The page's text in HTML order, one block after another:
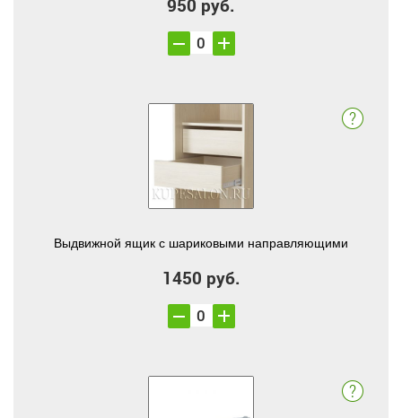
950 руб.
Выдвижной ящик с шариковыми направляющими
1450 руб.